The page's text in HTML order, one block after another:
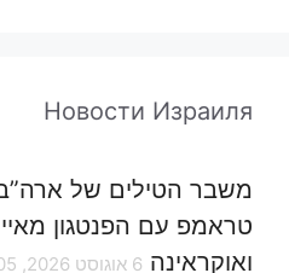
Новости Израиля
משבר הטילים של
טראמפ עם הפנטגון
ואוקראינה 6 אוגוסט 2026, 13:05,